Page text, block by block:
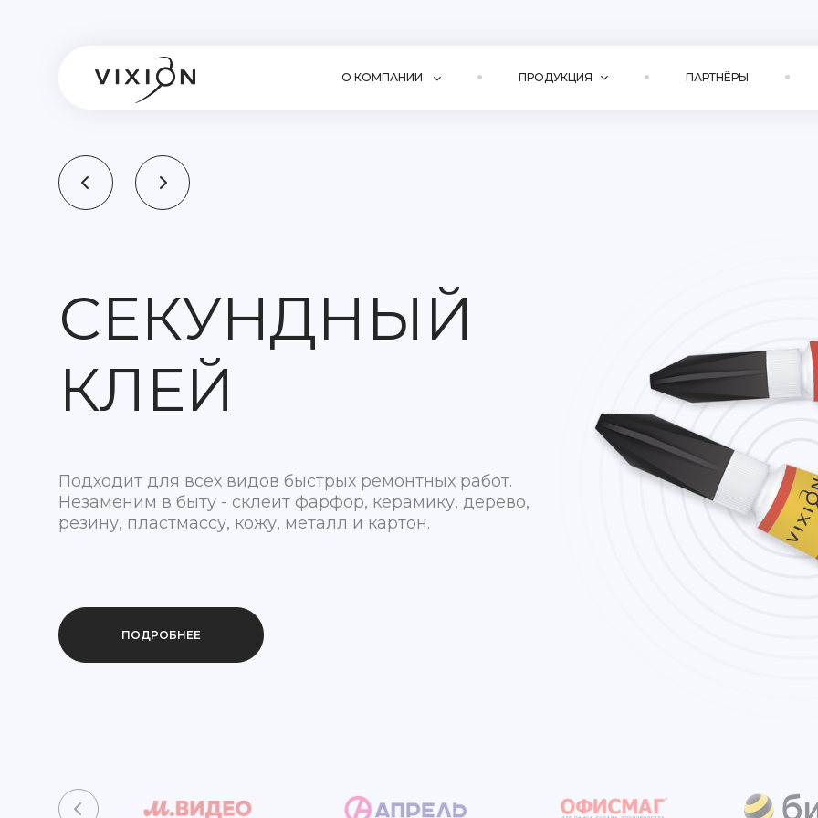
О КОМПАНИИ ПРОДУКЦИЯ ПАРТНЁРЫ
СЕКУНДНЫЙ
КЛЕЙ
Подходит для всех видов быстрых ремонтных работ.
Незаменим в быту - склеит фарфор, керамику, дерево,
резину, пластмассу, кожу, металл и картон.
ПОДРОБНЕЕ